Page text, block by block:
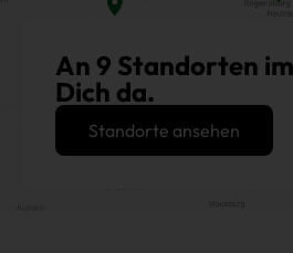
An 9 Standorten
Dich da.
Standorte ansehen